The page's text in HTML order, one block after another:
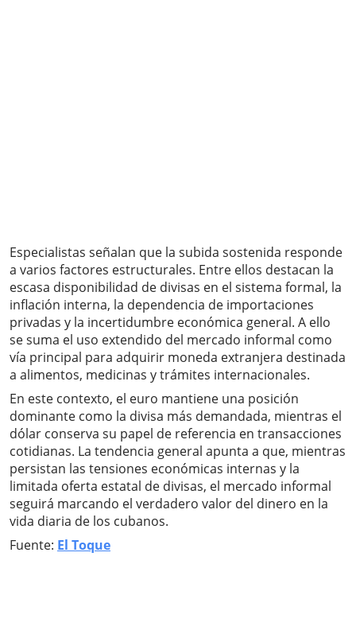
Especialistas señalan que la subida sostenida responde
a varios factores estructurales. Entre ellos destacan la
escasa disponibilidad de divisas en el sistema formal, la
inflación interna, la dependencia de importaciones
privadas y la incertidumbre económica general. A ello
se suma el uso extendido del mercado informal como
vía principal para adquirir moneda extranjera destinada
a alimentos, medicinas y trámites internacionales.
En este contexto, el euro mantiene una posición
dominante como la divisa más demandada, mientras el
dólar conserva su papel de referencia en transacciones
cotidianas. La tendencia general apunta a que, mientras
persistan las tensiones económicas internas y la
limitada oferta estatal de divisas, el mercado informal
seguirá marcando el verdadero valor del dinero en la
vida diaria de los cubanos.
Fuente: El Toque